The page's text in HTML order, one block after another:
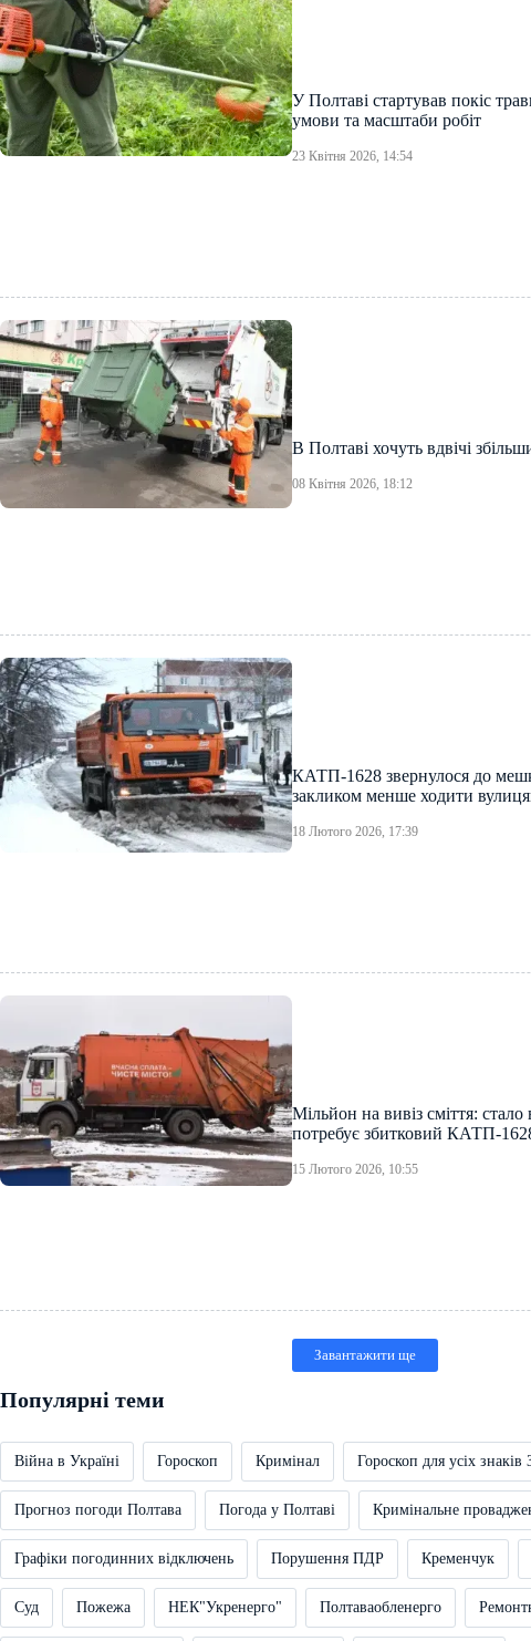
У Полтаві стартував покіс
умови та масштаби робіт
23 Квітня 2026, 14:54
В Полтаві хочуть вдвічі
08 Квітня 2026, 18:12
КАТП-1628 звернулося до
закликом менше ходити
18 Лютого 2026, 17:39
Мільйон на вивіз сміття:
потребує збитковий КАТП-
15 Лютого 2026, 10:55
Завантажити ще
Популярні теми
Війна в Україні Гороскоп Кримінал Гороскоп для усіх знаків
Прогноз погоди Полтава Погода у Полтаві Кримінальне
Графіки погодинних відключень Порушення ПДР Кременчук
Суд Пожежа НЕК"Укренерго" Полтаваобленерго